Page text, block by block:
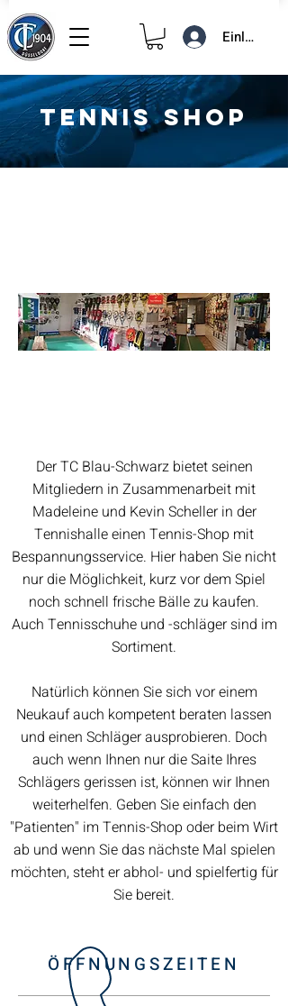
Einloggen
TENNIS SHOP
Der TC Blau-Schwarz bietet seinen
Mitgliedern in Zusammenarbeit mit
Madeleine und Kevin Scheller in der
Tennishalle einen Tennis-Shop mit
Bespannungsservice. Hier haben Sie nicht
nur die Möglichkeit, kurz vor dem Spiel
noch schnell frische Bälle zu kaufen.
Auch Tennisschuhe und -schläger sind im
Sortiment.
Natürlich können Sie sich vor einem
Neukauf auch kompetent beraten lassen
und einen Schläger ausprobieren. Doch
auch wenn Ihnen nur die Saite Ihres
Schlägers gerissen ist, können wir Ihnen
weiterhelfen. Geben Sie einfach den
"Patienten" im Tennis-Shop oder beim Wirt
ab und wenn Sie das nächste Mal spielen
möchten, steht er abhol- und spielfertig für
Sie bereit.
ÖFFNUNGSZEITEN